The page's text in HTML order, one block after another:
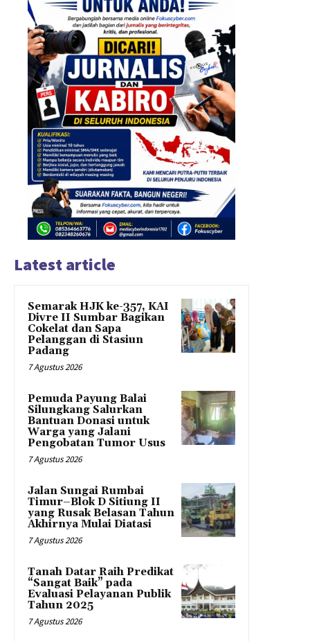
Latest article
Semarak HJK ke-357, KAI
Divre II Sumbar Bagikan
Cokelat dan Sapa
Pelanggan di Stasiun
Padang
7 Agustus 2026
Pemuda Payung Balai
Silungkang Salurkan
Bantuan Donasi untuk
Warga yang Jalani
Pengobatan Tumor Usus
7 Agustus 2026
Jalan Sungai Rumbai
Timur–Blok D Sitiung II
yang Rusak Belasan Tahun
Akhirnya Mulai Diatasi
7 Agustus 2026
Tanah Datar Raih Predikat
“Sangat Baik” pada
Evaluasi Pelayanan Publik
Tahun 2025
7 Agustus 2026